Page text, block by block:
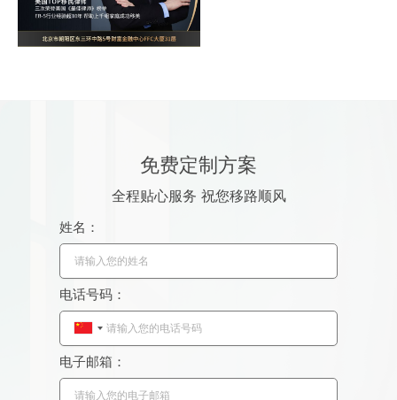
免费定制方案
全程贴心服务 祝您移路顺风
姓名：
电话号码：
C
h
i
n
电子邮箱：